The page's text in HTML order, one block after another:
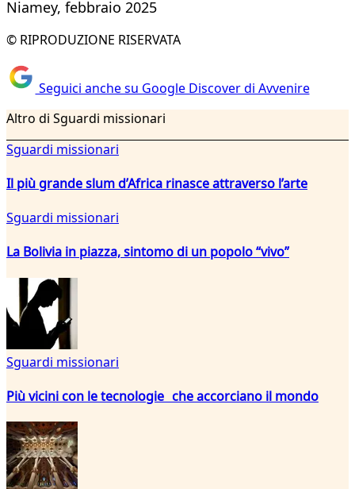
Niamey, febbraio 2025
© RIPRODUZIONE RISERVATA
Seguici anche su Google Discover di Avvenire
Altro di Sguardi missionari
Sguardi missionari
Il più grande slum d’Africa rinasce attraverso l’arte
Sguardi missionari
La Bolivia in piazza, sintomo di un popolo “vivo”
Sguardi missionari
Più vicini con le tecnologie che accorciano il mondo